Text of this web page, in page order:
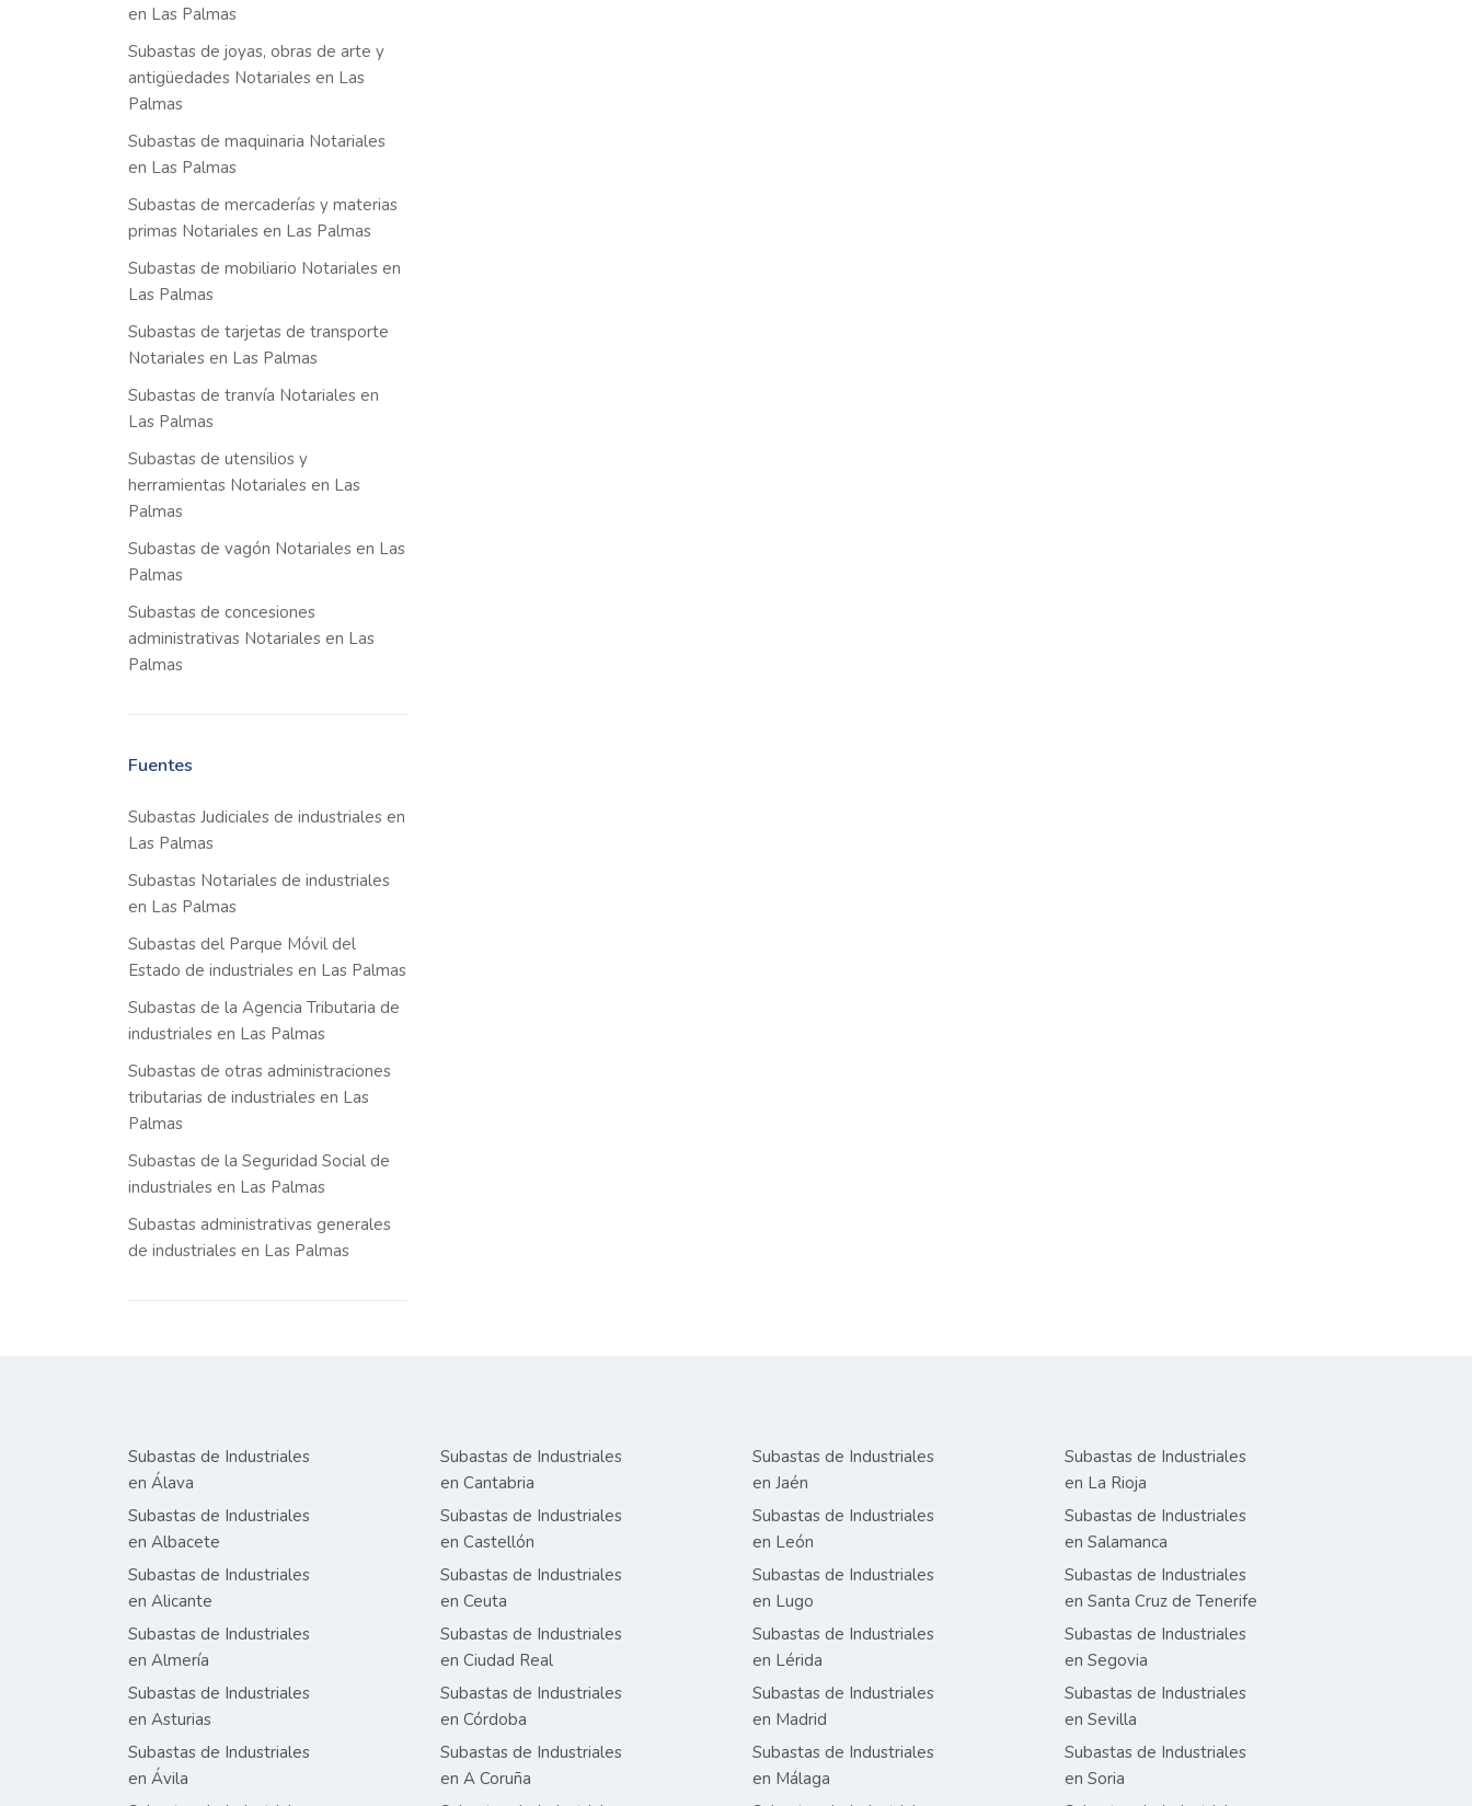
en Las Palmas
Subastas de joyas, obras de arte y
antigüedades Notariales en Las
Palmas
Subastas de maquinaria Notariales
en Las Palmas
Subastas de mercaderías y materias
primas Notariales en Las Palmas
Subastas de mobiliario Notariales en
Las Palmas
Subastas de tarjetas de transporte
Notariales en Las Palmas
Subastas de tranvía Notariales en
Las Palmas
Subastas de utensilios y
herramientas Notariales en Las
Palmas
Subastas de vagón Notariales en Las
Palmas
Subastas de concesiones
administrativas Notariales en Las
Palmas
Fuentes
Subastas Judiciales de industriales en
Las Palmas
Subastas Notariales de industriales
en Las Palmas
Subastas del Parque Móvil del
Estado de industriales en Las Palmas
Subastas de la Agencia Tributaria de
industriales en Las Palmas
Subastas de otras administraciones
tributarias de industriales en Las
Palmas
Subastas de la Seguridad Social de
industriales en Las Palmas
Subastas administrativas generales
de industriales en Las Palmas
Subastas de Industriales
en Álava
Subastas de Industriales
en Albacete
Subastas de Industriales
en Alicante
Subastas de Industriales
en Almería
Subastas de Industriales
en Asturias
Subastas de Industriales
en Ávila
Subastas de Industriales
en Cantabria
Subastas de Industriales
en Castellón
Subastas de Industriales
en Ceuta
Subastas de Industriales
en Ciudad Real
Subastas de Industriales
en Córdoba
Subastas de Industriales
en A Coruña
Subastas de Industriales
en Jaén
Subastas de Industriales
en León
Subastas de Industriales
en Lugo
Subastas de Industriales
en Lérida
Subastas de Industriales
en Madrid
Subastas de Industriales
en Málaga
Subastas de Industriales
en La Rioja
Subastas de Industriales
en Salamanca
Subastas de Industriales
en Santa Cruz de Tenerife
Subastas de Industriales
en Segovia
Subastas de Industriales
en Sevilla
Subastas de Industriales
en Soria